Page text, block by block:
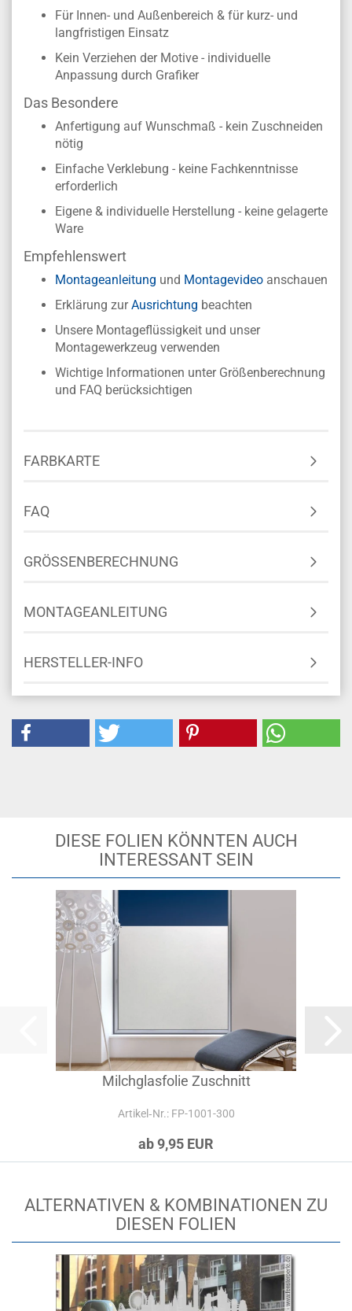
Für Innen- und Außenbereich & für kurz- und
langfristigen Einsatz
Kein Verziehen der Motive - individuelle
Anpassung durch Grafiker
Das Besondere
Anfertigung auf Wunschmaß - kein Zuschneiden
nötig
Einfache Verklebung - keine Fachkenntnisse
erforderlich
Eigene & individuelle Herstellung - keine gelagerte
Ware
Empfehlenswert
Montageanleitung und Montagevideo anschauen
Erklärung zurAusrichtung beachten
Unsere Montageflüssigkeit und unser
Montagewerkzeug verwenden
Wichtige Informationen unter Größenberechnung
und FAQ berücksichtigen
FARBKARTE
FAQ
GRÖSSENBERECHNUNG
MONTAGEANLEITUNG
HERSTELLER-INFO
DIESE FOLIEN KÖNNTEN AUCH
INTERESSANT SEIN
Milchglasfolie Zuschnitt
Artikel‑Nr.: FP-1001-300
ab 9,95 EUR
ALTERNATIVEN & KOMBINATIONEN ZU
DIESEN FOLIEN